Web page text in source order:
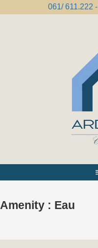
061/ 611.222 -
Amenity : Eau